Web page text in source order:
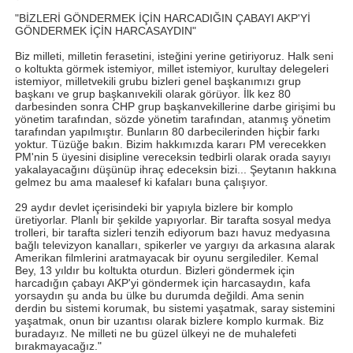
"BİZLERİ GÖNDERMEK İÇİN HARCADIĞIN ÇABAYI AKP'Yİ
GÖNDERMEK İÇİN HARCASAYDIN"
Biz milleti, milletin ferasetini, isteğini yerine getiriyoruz. Halk seni
o koltukta görmek istemiyor, millet istemiyor, kurultay delegeleri
istemiyor, milletvekili grubu bizleri genel başkanımızı grup
başkanı ve grup başkanıvekili olarak görüyor. İlk kez 80
darbesinden sonra CHP grup başkanvekillerine darbe girişimi bu
yönetim tarafından, sözde yönetim tarafından, atanmış yönetim
tarafından yapılmıştır. Bunların 80 darbecilerinden hiçbir farkı
yoktur. Tüzüğe bakın. Bizim hakkımızda kararı PM verecekken
PM'nin 5 üyesini disipline vereceksin tedbirli olarak orada sayıyı
yakalayacağını düşünüp ihraç edeceksin bizi... Şeytanın hakkına
gelmez bu ama maalesef ki kafaları buna çalışıyor.
29 aydır devlet içerisindeki bir yapıyla bizlere bir komplo
üretiyorlar. Planlı bir şekilde yapıyorlar. Bir tarafta sosyal medya
trolleri, bir tarafta sizleri tenzih ediyorum bazı havuz medyasına
bağlı televizyon kanalları, spikerler ve yargıyı da arkasına alarak
Amerikan filmlerini aratmayacak bir oyunu sergilediler. Kemal
Bey, 13 yıldır bu koltukta oturdun. Bizleri göndermek için
harcadığın çabayı AKP'yi göndermek için harcasaydın, kafa
yorsaydın şu anda bu ülke bu durumda değildi. Ama senin
derdin bu sistemi korumak, bu sistemi yaşatmak, saray sistemini
yaşatmak, onun bir uzantısı olarak bizlere komplo kurmak. Biz
buradayız. Ne milleti ne bu güzel ülkeyi ne de muhalefeti
bırakmayacağız."